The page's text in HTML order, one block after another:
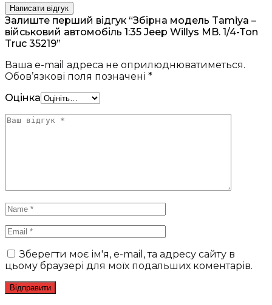
Написати відгук
Залиште перший відгук “Збірна модель Tamiya –
військовий автомобіль 1:35 Jeep Willys MB. 1/4-Ton
Truc 35219”
Ваша e-mail адреса не оприлюднюватиметься.
Обов’язкові поля позначені *
Оцінка
Зберегти моє ім'я, e-mail, та адресу сайту в
цьому браузері для моїх подальших коментарів.